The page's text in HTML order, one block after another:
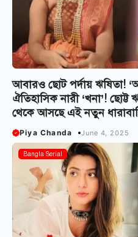
আবারও ছোট পর্দায় ঋষিতা!
ঐতিহাসিক নারী ‘খনা’!
থেকে আসছে এই নতুন
Piya Chanda June 4, 2025
Bangla Serial